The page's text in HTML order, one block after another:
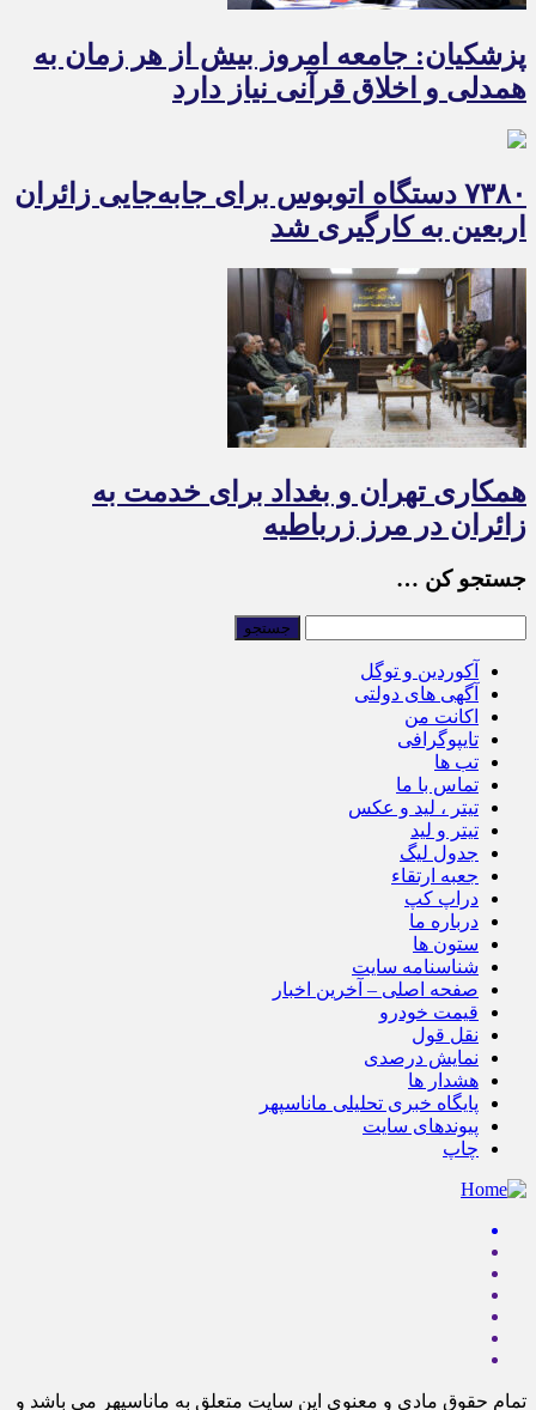
پزشکیان: جامعه امروز بیش از هر زمان به
همدلی و اخلاق قرآنی نیاز دارد
۷۳۸۰ دستگاه اتوبوس برای جابه‌جایی زائران
اربعین به‌ کارگیری شد
همکاری تهران و بغداد برای خدمت به
زائران در مرز زرباطیه
جستجو کن …
آکوردین و توگل
آگهی های دولتی
اکانت من
تایپوگرافی
تب ها
تماس با ما
تیتر ، لید و عکس
تیتر و لید
جدول لیگ
جعبه ارتقاء
دراپ کپ
درباره ما
ستون ها
شناسنامه سایت
صفحه اصلی – آخرین اخبار
قیمت خودرو
نقل قول
نمایش درصدی
هشدار ها
پایگاه خبری تحلیلی ماناسپهر
پیوندهای سایت
چاپ
تمام حقوق مادی و معنوی این سایت متعلق به ماناسپهر می باشد و